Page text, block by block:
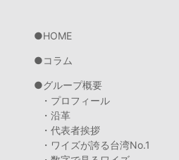
HOME
コラム
グループ概要
・プロフィール
・沿革
・代表者挨拶
・ワイズが誇る台湾No.1